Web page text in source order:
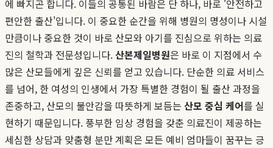
에 빠지곤 합니다. 이들의 공통된 바람은 단 하나, 바로 '안전하고
편안한 출산'입니다. 이 중요한 순간을 위해 병원의 명성이나 시설
만큼이나 중요한 것이 바로 산모와 아기를 진심으로 위하는 의료
진의 철학과 전문성입니다. 산본제일병원은 바로 이 지점에서 수
많은 산모들에게 깊은 신뢰를 얻고 있습니다. 단순한 의료 서비스
를 넘어, 한 여성의 인생에서 가장 특별한 경험이 될 출산 과정을
존중하고, 산모의 불안감을 따뜻하게 보듬는 산모 중심 케어를 실
현하기 때문입니다. 풍부한 임상 경험을 갖춘 의료진이 제공하는
세심한 상담과 맞춤형 분만 계획은 모든 예비 엄마들이 꿈꾸는 긍